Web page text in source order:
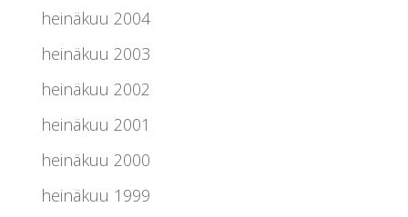
heinäkuu 2004
heinäkuu 2003
heinäkuu 2002
heinäkuu 2001
heinäkuu 2000
heinäkuu 1999